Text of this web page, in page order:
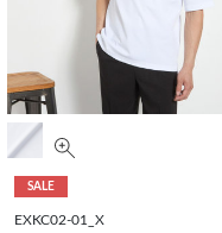
SALE
EXKC02-01_X